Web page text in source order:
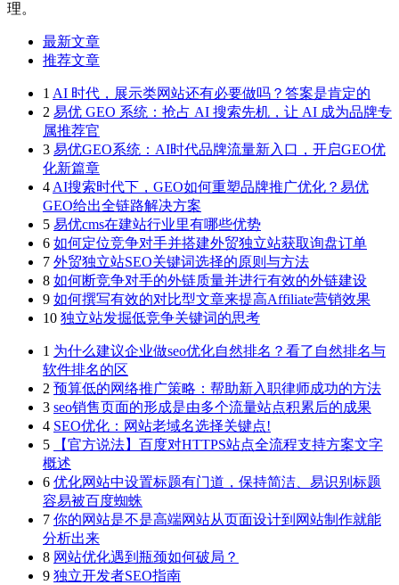
理。
最新文章
推荐文章
1 AI 时代，展示类网站还有必要做吗？答案是肯定的
2 易优 GEO 系统：抢占 AI 搜索先机，让 AI 成为品牌专
属推荐官
3 易优GEO系统：AI时代品牌流量新入口，开启GEO优
化新篇章
4 AI搜索时代下，GEO如何重塑品牌推广优化？易优
GEO给出全链路解决方案
5 易优cms在建站行业里有哪些优势
6 如何定位竞争对手并搭建外贸独立站获取询盘订单
7 外贸独立站SEO关键词选择的原则与方法
8 如何断竞争对手的外链质量并进行有效的外链建设
9 如何撰写有效的对比型文章来提高Affiliate营销效果
10 独立站发掘低竞争关键词的思考
1 为什么建议企业做seo优化自然排名？看了自然排名与
软件排名的区
2 预算低的网络推广策略：帮助新入职律师成功的方法
3 seo销售页面的形成是由多个流量站点积累后的成果
4 SEO优化：网站老域名选择关键点!
5
【官方说法】百度对HTTPS站点全流程支持方案文字
概述
6 优化网站中设置标题有门道，保持简洁、易识别标题
容易被百度蜘蛛
7 你的网站是不是高端网站从页面设计到网站制作就能
分析出来
8 网站优化遇到瓶颈如何破局？
9 独立开发者SEO指南